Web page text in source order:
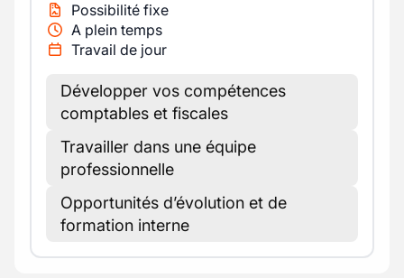
Possibilité fixe
A plein temps
Travail de jour
Développer vos compétences
comptables et fiscales
Travailler dans une équipe
professionnelle
Opportunités d’évolution et de
formation interne